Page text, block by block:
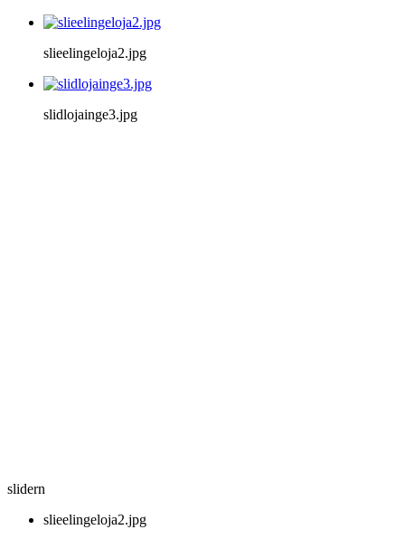
slieelingeloja2.jpg
slidlojainge3.jpg
slidern
slieelingeloja2.jpg